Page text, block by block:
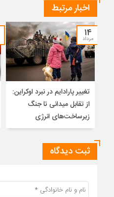
اخبار مرتبط
۱۴
مرداد
تغییر پارادایم در نبرد اوکراین:
از تقابل میدانی تا جنگ
زیرساخت‌های انرژی
ثبت دیدگاه